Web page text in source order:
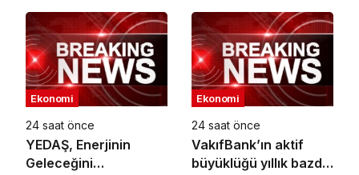
İş Birliği
Ekonomi
24 saat önce
YEDAŞ, Enerjinin
Geleceğini
Ekonomi
24 saat önce
VakıfBank’ın aktif
büyüklüğü yıllık bazda